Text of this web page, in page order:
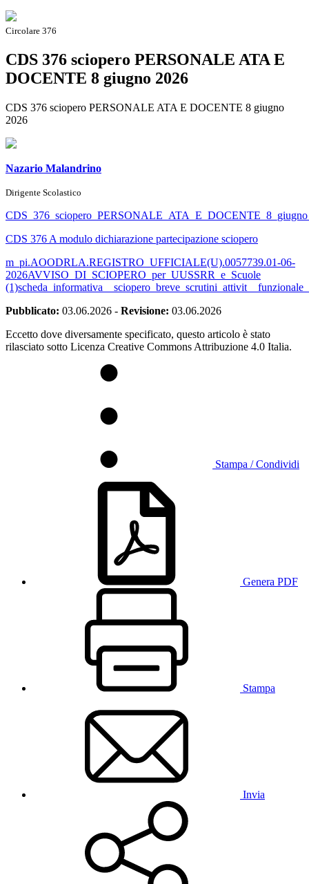
Circolare 376
CDS 376 sciopero PERSONALE ATA E
DOCENTE 8 giugno 2026
CDS 376 sciopero PERSONALE ATA E DOCENTE 8 giugno
2026
Nazario Malandrino
Dirigente Scolastico
CDS 376 A modulo dichiarazione partecipazione sciopero
m_pi.AOODRLA.REGISTRO_UFFICIALE(U).0057739.01-06-
2026AVVISO_DI_SCIOPERO_per_UUSSRR_e_Scuole
(1)
Pubblicato: 03.06.2026 - Revisione: 03.06.2026
Eccetto dove diversamente specificato, questo articolo è stato
rilasciato sotto Licenza Creative Commons Attribuzione 4.0 Italia.
Stampa / Condividi
Genera PDF
Stampa
Invia